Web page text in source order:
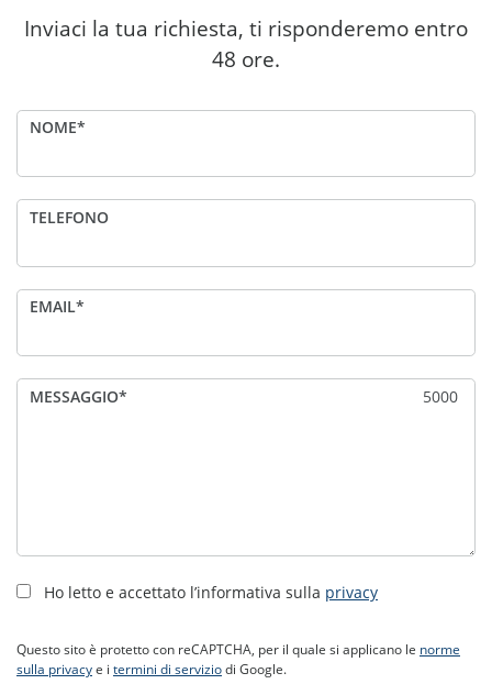
Inviaci la tua richiesta, ti risponderemo entro
48 ore.
NOME
TELEFONO
EMAIL
MESSAGGIO 5000
Ho letto e accettato l’informativa sulla privacy
Questo sito è protetto con reCAPTCHA, per il quale si applicano le norme
sulla privacye i termini di serviziodi Google.